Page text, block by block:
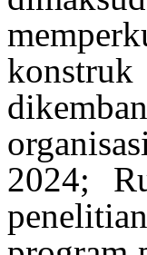
konstruk
2024;
penelitian